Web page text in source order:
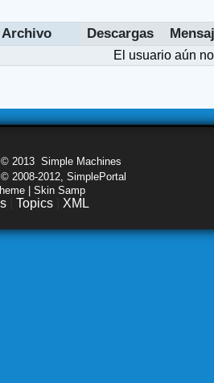
Descargas
El usuario aún
2013 Simple Machines
2008-2012, SimplePortal
| Skin Samp
Topics XML